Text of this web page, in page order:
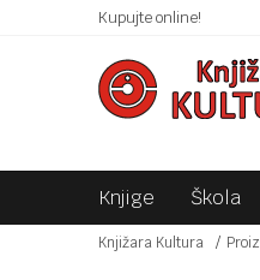
Kupujte online!
Knjige Škola
Knjižara Kultura